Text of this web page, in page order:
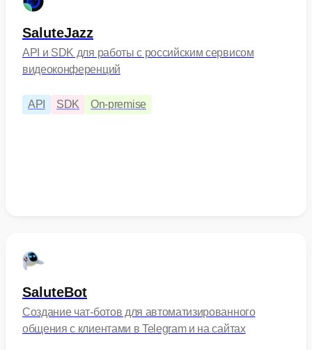
SaluteJazz
API и SDK для работы с российским сервисом
видеоконференций
API SDK On-premise
SaluteBot
Создание чат-ботов для автоматизированного
общения с клиентами в Telegram и на сайтах